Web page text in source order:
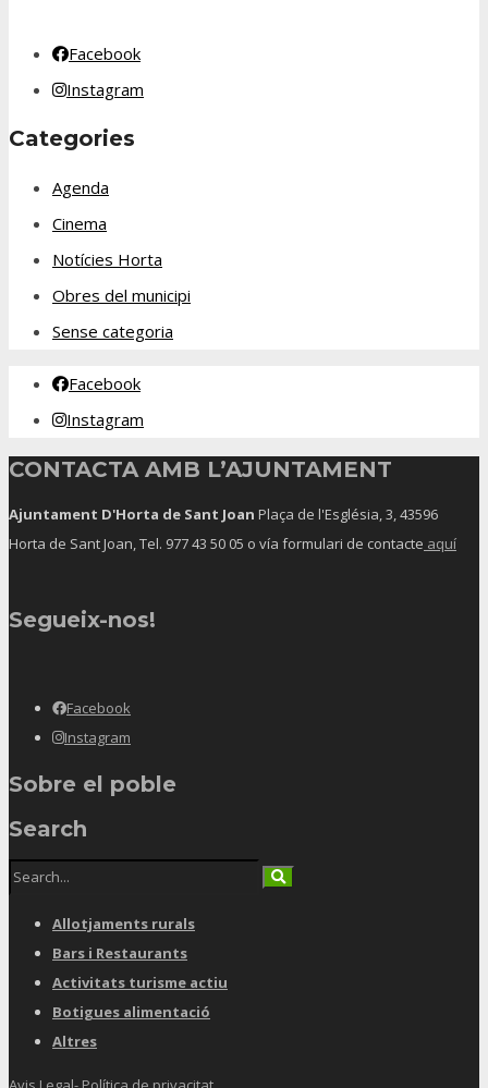
Facebook
Instagram
Categories
Agenda
Cinema
Notícies Horta
Obres del municipi
Sense categoria
Facebook
Instagram
CONTACTA AMB L’AJUNTAMENT
Ajuntament D'Horta de Sant Joan Plaça de l'Església, 3, 43596
Horta de Sant Joan, Tel. 977 43 50 05 o vía formulari de contacte aquí
Segueix-nos!
Facebook
Instagram
Sobre el poble
Search
Allotjaments rurals
Bars i Restaurants
Activitats turisme actiu
Botigues alimentació
Altres